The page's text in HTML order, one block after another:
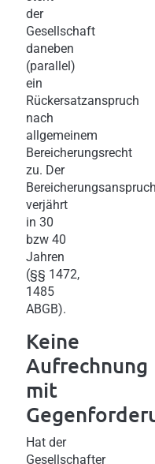
der
Gesellschaft
daneben
(parallel)
ein
Rückersatzanspruch
nach
allgemeinem
Bereicherungsrecht
zu. Der
Bereicherungsanspruch
verjährt
in 30
bzw 40
Jahren
(§§ 1472,
1485
ABGB).
Keine
Aufrechnung
mit
Hat der
Gesellschafter